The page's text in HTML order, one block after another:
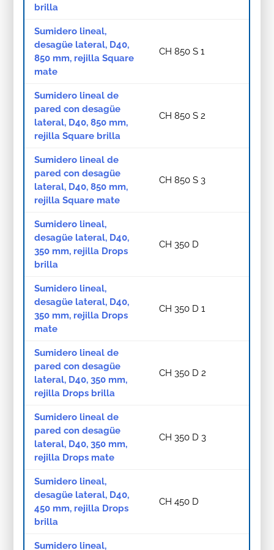
brilla
Sumidero lineal,
desagüe lateral, D40,
850 mm, rejilla Square
mate
CH 850 S 1
Sumidero lineal de
pared con desagüe
lateral, D40, 850 mm,
rejilla Square brilla
CH 850 S 2
Sumidero lineal de
pared con desagüe
lateral, D40, 850 mm,
rejilla Square mate
CH 850 S 3
Sumidero lineal,
desagüe lateral, D40,
350 mm, rejilla Drops
brilla
CH 350 D
Sumidero lineal,
desagüe lateral, D40,
350 mm, rejilla Drops
mate
CH 350 D 1
Sumidero lineal de
pared con desagüe
lateral, D40, 350 mm,
rejilla Drops brilla
CH 350 D 2
Sumidero lineal de
pared con desagüe
lateral, D40, 350 mm,
rejilla Drops mate
CH 350 D 3
Sumidero lineal,
desagüe lateral, D40,
450 mm, rejilla Drops
brilla
CH 450 D
Sumidero lineal,